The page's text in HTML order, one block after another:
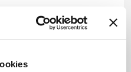
kasseret den 2. juli